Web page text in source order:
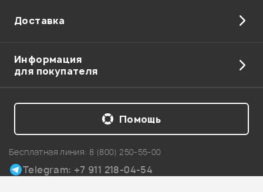
Доставка
Информация
для покупателя
Бесплатная линия: 8 (800) 250-55-00
Telegram: +7 911 218-04-54
Помощь